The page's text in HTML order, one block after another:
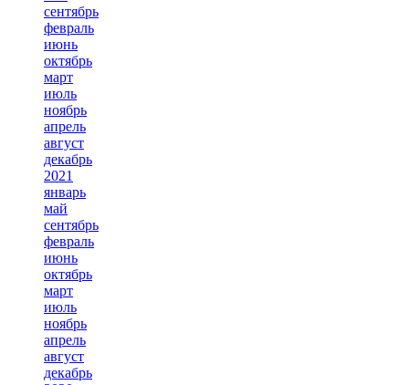
сентябрь
февраль
июнь
октябрь
март
июль
ноябрь
апрель
август
декабрь
2021
январь
май
сентябрь
февраль
июнь
октябрь
март
июль
ноябрь
апрель
август
декабрь